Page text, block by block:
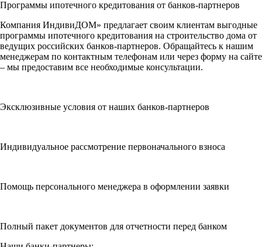
Программы ипотечного кредитования от банков-партнеров
Компания ИндивиДОМ» предлагает своим клиентам выгодные
программы ипотечного кредитования на строительство дома от
ведущих российских банков-партнеров. Обращайтесь к нашим
менеджерам по контактным телефонам или через форму на сайте
– мы предоставим все необходимые консультации.
Эксклюзивные условия от наших банков-партнеров
Индивидуальное рассмотрение первоначального взноса
Помощь персонального менеджера в оформлении заявки
Полный пакет документов для отчетности перед банком